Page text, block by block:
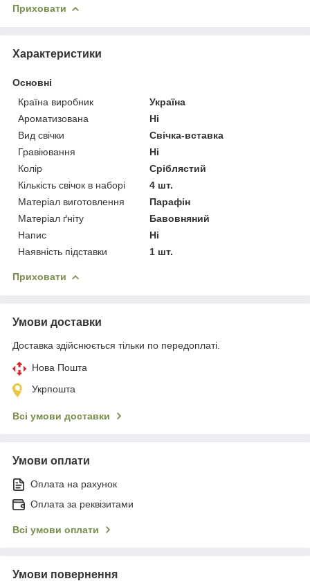
Приховати
Характеристики
Основні
Країна виробник
Україна
Ароматизована
Ні
Вид свічки
Свічка-вставка
Гравіювання
Ні
Колір
Сріблястий
Кількість свічок в наборі
4 шт.
Матеріал виготовлення
Парафін
Матеріал ґніту
Бавовняний
Напис
Ні
Наявність підставки
1 шт.
Приховати
Умови доставки
Доставка здійснюється тільки по передоплаті.
Нова Пошта
Укрпошта
Всі умови доставки
Умови оплати
Оплата на рахунок
Оплата за реквізитами
Всі умови оплати
Умови повернення